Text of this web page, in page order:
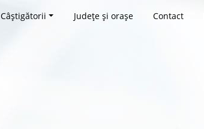
Câștigătorii Județe și orașe Contact